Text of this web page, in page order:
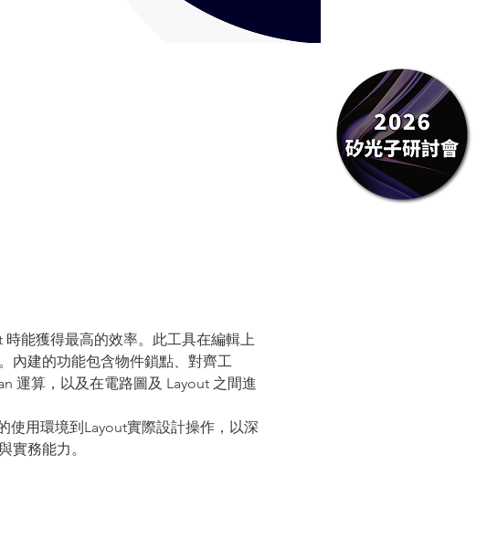
能獲得最高的效率。此工具在編輯上
內建的功能包含物件鎖點、對齊工
運算，以及在電路圖及 Layout 之間進
使用環境到Layout實際設計操作，以深
實務能力。